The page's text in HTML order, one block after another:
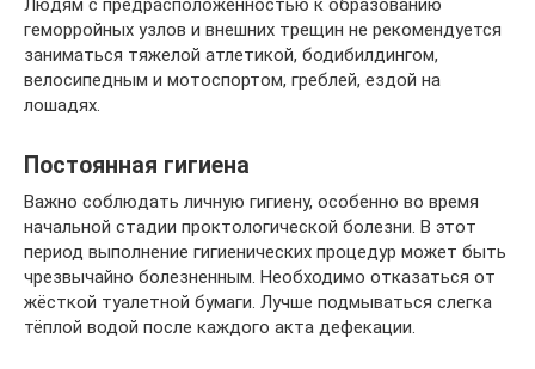
геморройных узлов и внешних трещин не рекомендуется
заниматься тяжелой атлетикой, бодибилдингом,
велосипедным и мотоспортом, греблей, ездой на
лошадях.
Постоянная гигиена
Важно соблюдать личную гигиену, особенно во время
начальной стадии проктологической болезни. В этот
период выполнение гигиенических процедур может быть
чрезвычайно болезненным. Необходимо отказаться от
жёсткой туалетной бумаги. Лучше подмываться слегка
тёплой водой после каждого акта дефекации.